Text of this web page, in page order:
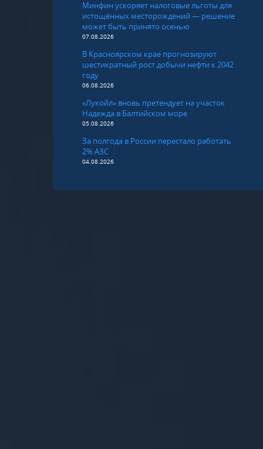
Минфин ускоряет налоговые льготы для
истощённых месторождений — решение
может быть принято осенью
07.08.2026
В Красноярском крае прогнозируют
шестикратный рост добычи нефти к 2042
году
06.08.2026
«Лукойл» вновь претендует на участок
Надежда в Балтийском море
05.08.2026
За полгода в России перестало работать
2% АЗС
04.08.2026